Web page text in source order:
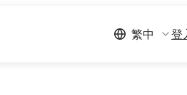
繁中 登